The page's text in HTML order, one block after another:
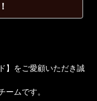
】をご愛顧いただき誠
ームです。